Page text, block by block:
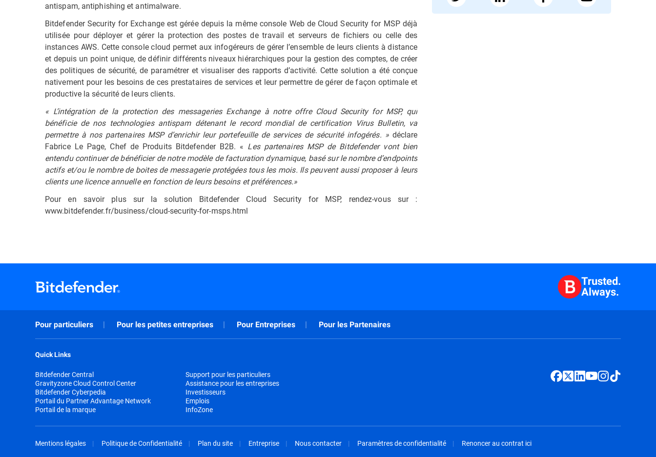
antispam, antiphishing et antimalware.
Bitdefender Security for Exchange est gérée depuis la même console Web de Cloud Security for MSP déjà
utilisée pour déployer et gérer la protection des postes de travail et serveurs de fichiers ou celle des
instances AWS. Cette console cloud permet aux infogéreurs de gérer l’ensemble de leurs clients à distance
et depuis un point unique, de définir différents niveaux hiérarchiques pour la gestion des comptes, de créer
des politiques de sécurité, de paramétrer et visualiser des rapports d’activité. Cette solution a été conçue
nativement pour les besoins de ces prestataires de services et leur permettre de gérer de façon optimale et
productive la sécurité de leurs clients.
« L’intégration de la protection des messageries Exchange à notre offre Cloud Security for MSP, qui
bénéficie de nos technologies antispam détenant le record mondial de certification Virus Bulletin, va
permettre à nos partenaires MSP d’enrichir leur portefeuille de services de sécurité infogérés. » déclare
Fabrice Le Page, Chef de Produits Bitdefender B2B. « Les partenaires MSP de Bitdefender vont bien
entendu continuer de bénéficier de notre modèle de facturation dynamique, basé sur le nombre d’endpoints
actifs et/ou le nombre de boites de messagerie protégées tous les mois. Ils peuvent aussi proposer à leurs
clients une licence annuelle en fonction de leurs besoins et préférences.»
Pour en savoir plus sur la solution Bitdefender Cloud Security for MSP, rendez-vous sur :
www.bitdefender.fr/business/cloud-security-for-msps.html
Trusted.
Always.
Pour particuliers Pour les petites entreprises Pour Entreprises Pour les Partenaires
Quick Links
Bitdefender Central
Gravityzone Cloud Control Center
Bitdefender Cyberpedia
Portail du Partner Advantage Network
Portail de la marque
Support pour les particuliers
Assistance pour les entreprises
Investisseurs
Emplois
InfoZone
Mentions légales Politique de Confidentialité Plan du site Entreprise Nous contacter Paramètres de confidentialité Renoncer au contrat ici